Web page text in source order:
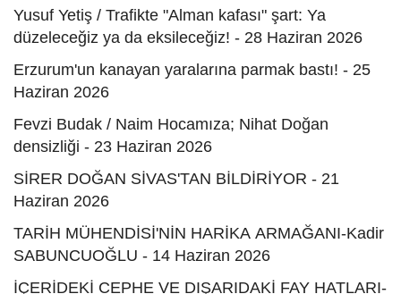
Yusuf Yetiş / Trafikte "Alman kafası" şart: Ya
düzeleceğiz ya da eksileceğiz! - 28 Haziran 2026
Erzurum'un kanayan yaralarına parmak bastı! - 25
Haziran 2026
Fevzi Budak / Naim Hocamıza; Nihat Doğan
densizliği - 23 Haziran 2026
SİRER DOĞAN SİVAS'TAN BİLDİRİYOR - 21
Haziran 2026
TARİH MÜHENDİSİ'NİN HARİKA ARMAĞANI-Kadir
SABUNCUOĞLU - 14 Haziran 2026
İÇERİDEKİ CEPHE VE DIŞARIDAKİ FAY HATLARI-